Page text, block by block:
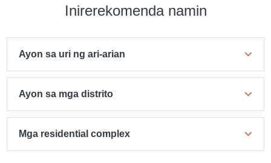
Inirerekomenda namin
Ayon sa uri ng ari-arian
Ayon sa mga distrito
Mga residential complex